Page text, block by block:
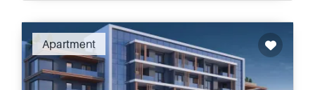
Apartment